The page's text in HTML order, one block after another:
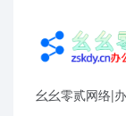
幺幺零贰网络|